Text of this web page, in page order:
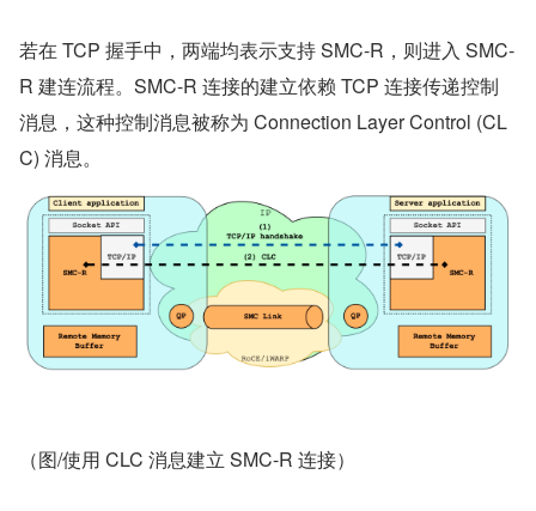
若在 TCP 握手中，两端均表示支持 SMC-R，则进入 SMC-
R 建连流程。SMC-R 连接的建立依赖 TCP 连接传递控制
消息，这种控制消息被称为 Connection Layer Control (CL
C) 消息。
（图/使用 CLC 消息建立 SMC-R 连接）